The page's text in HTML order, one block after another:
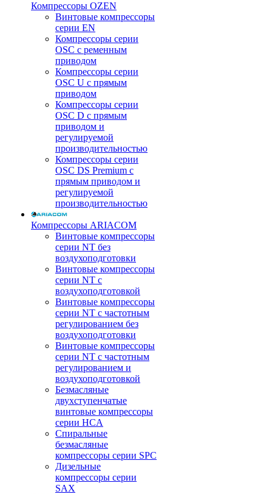
Компрессоры OZEN
Винтовые компрессоры
серии EN
Компрессоры серии
OSC с ременным
приводом
Компрессоры серии
OSC U с прямым
приводом
Компрессоры серии
OSC D с прямым
приводом и
регулируемой
производительностью
Компрессоры серии
OSC DS Premium с
прямым приводом и
регулируемой
производительностью
Компрессоры ARIACOM
Винтовые компрессоры
серии NT без
воздухоподготовки
Винтовые компрессоры
серии NT c
воздухоподготовкой
Винтовые компрессоры
серии NT с частотным
регулированием без
воздухоподготовки
Винтовые компрессоры
серии NT с частотным
регулированием и
воздухоподготовкой
Безмасляные
двухступенчатые
винтовые компрессоры
серии HCA
Спиральные
безмасляные
компрессоры серии SPC
Дизельные
компрессоры серии
SAX